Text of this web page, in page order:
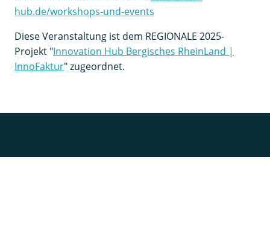
hub.de/workshops-und-events
Diese Veranstaltung ist dem REGIONALE 2025-
Projekt "Innovation Hub Bergisches RheinLand |
InnoFaktur" zugeordnet.